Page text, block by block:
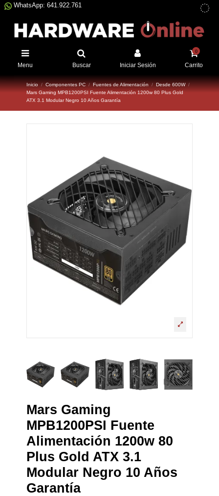
WhatsApp: 641.922.761
Menu Buscar Iniciar Sesión
0
Carrito
Inicio Componentes PC Fuentes de Alimentación
Desde 600W
Mars Gaming MPB1200PSI Fuente Alimentación 1200w 80 Plus Gold
ATX 3.1 Modular Negro 10 Años Garantía
Mars Gaming
MPB1200PSI Fuente
Alimentación 1200w 80
Plus Gold ATX 3.1
Modular Negro 10 Años
Garantía